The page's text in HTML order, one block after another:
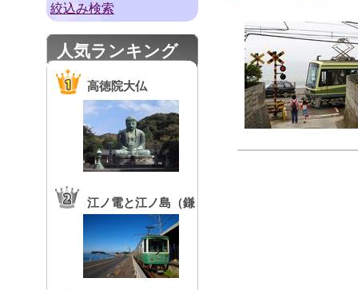
絞込み検索
人気ランキング
高徳院大仏
江ノ電と江ノ島（鎌
倉高校前駅）